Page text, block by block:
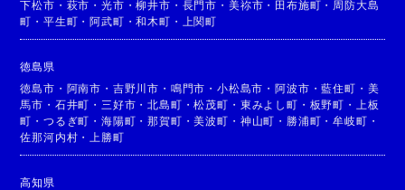
下松市 ・ 萩市 ・光市 ・柳井市 ・ 長門市 ・ 美祢市 ・ 田布施町 ・ 周防大島
町 ・平生町 ・阿武町 ・和木町 ・ 上関町
徳島県
徳島市 ・ 阿南市 ・ 吉野川市 ・ 鳴門市 ・小松島市 ・阿波市 ・藍住町 ・ 美
馬市 ・ 石井町 ・ 三好市 ・北島町 ・松茂町 ・ 東みよし町 ・ 板野町 ・
上板
町 ・つるぎ町 ・海陽町 ・那賀町 ・美波町 ・ 神山町 ・ 勝浦町 ・牟岐町 ・
佐那河内村 ・ 上勝町
高知県